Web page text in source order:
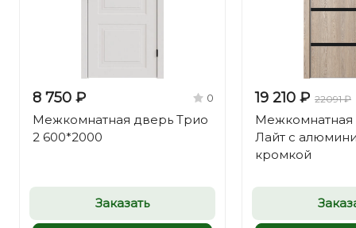
8 750 ₽ 0
Межкомнатная дверь Трио
2 600*2000
Заказать
19 210 ₽ 22091 ₽
Межкомнатная
Лайт с
кромкой